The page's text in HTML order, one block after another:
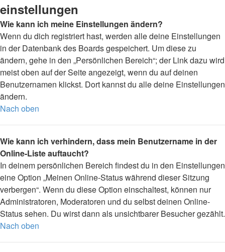
einstellungen
Wie kann ich meine Einstellungen ändern?
Wenn du dich registriert hast, werden alle deine Einstellungen
in der Datenbank des Boards gespeichert. Um diese zu
ändern, gehe in den „Persönlichen Bereich“; der Link dazu wird
meist oben auf der Seite angezeigt, wenn du auf deinen
Benutzernamen klickst. Dort kannst du alle deine Einstellungen
ändern.
Nach oben
Wie kann ich verhindern, dass mein Benutzername in der
Online-Liste auftaucht?
In deinem persönlichen Bereich findest du in den Einstellungen
eine Option „Meinen Online-Status während dieser Sitzung
verbergen“. Wenn du diese Option einschaltest, können nur
Administratoren, Moderatoren und du selbst deinen Online-
Status sehen. Du wirst dann als unsichtbarer Besucher gezählt.
Nach oben